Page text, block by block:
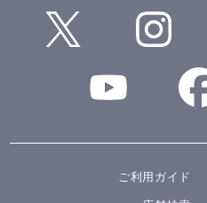
ご利用ガイド